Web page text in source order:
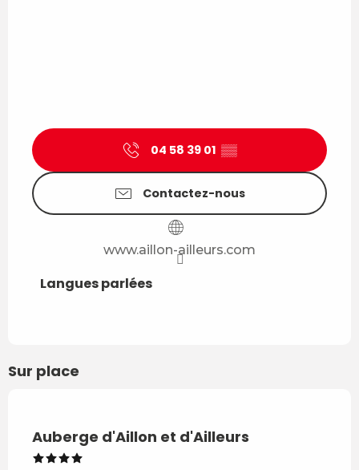
04 58 39 01 ▒▒
Contactez-nous
www.aillon-ailleurs.com
Langues parlées
Langues parlées
Sur place
Auberge d'Aillon et d'Ailleurs